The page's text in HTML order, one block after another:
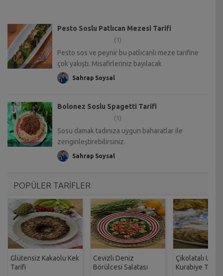
Pesto Soslu Patlıcan Mezesi Tarifi
(1)
Pesto sos ve peynir bu patlıcanlı meze tarifine
çok yakıştı. Misafirleriniz bayılacak
Sahrap Soysal
Bolonez Soslu Spagetti Tarifi
(1)
Sosu damak tadınıza uygun baharatlar ile
zenginleştirebilirsiniz.
Sahrap Soysal
POPÜLER TARİFLER
Glütensiz Kakaolu Kek
Tarifi
Cevizli Deniz
Börülcesi Salatası
Çikolatalı
Kurabiye Tarifi